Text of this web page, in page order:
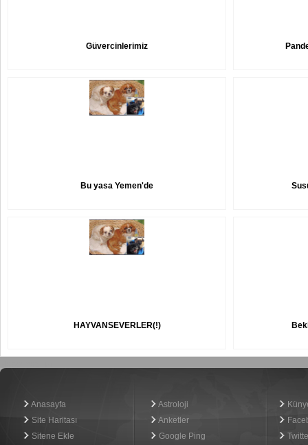
Güvercinlerimiz
Bu yasa Yemen'de
HAYVANSEVERLER(!)
Anasayfa
Site Haritası
Sitene Ekle
Astroloji
Anketler
Google Ping